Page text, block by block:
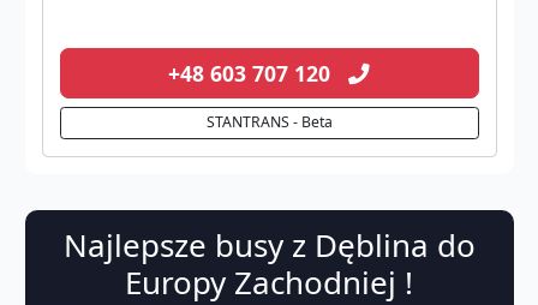
+48 603 707 120
STANTRANS - Beta
Najlepsze busy z Dęblina do
Europy Zachodniej !